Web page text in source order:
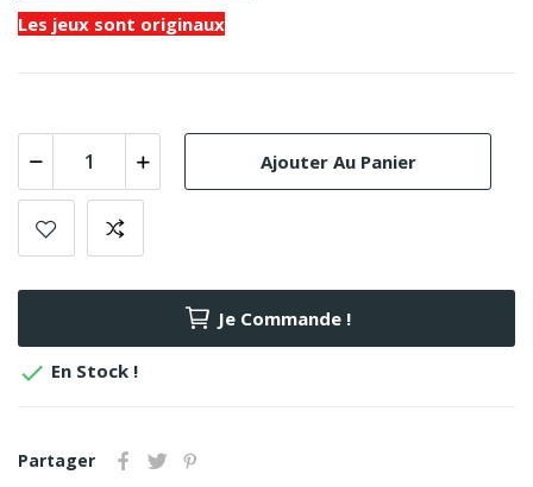
Les jeux sont originaux
Ajouter Au Panier
Je Commande !
 En Stock !
Partager